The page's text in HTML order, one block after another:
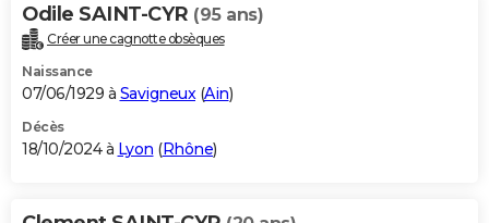
Odile SAINT-CYR (95 ans)
Créer une cagnotte obsèques
Naissance
07/06/1929 à Savigneux(Ain)
Décès
18/10/2024 à Lyon (Rhône)